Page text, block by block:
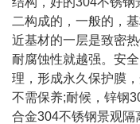
二构成的，一般的，
近基材的一层是致密
耐腐蚀性就越强。安
理，形成永久保护膜
不需保养;耐候，锌钢
合金304不锈钢景观隔